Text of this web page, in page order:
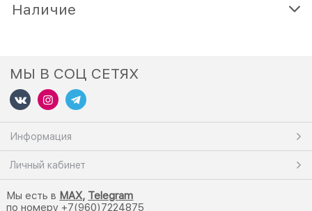
Наличие
МЫ В СОЦ СЕТЯХ
Информация
Личный кабинет
Мы есть в MAX, Telegram
по номеру +7(960)7224875